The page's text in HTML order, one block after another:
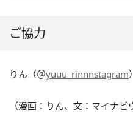
ご協力
りん（＠yuuu_rinnnstagram）
（漫画：りん、文：マイナビ